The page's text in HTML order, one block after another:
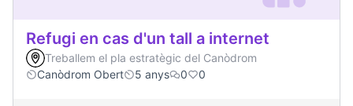
Refugi en cas d'un tall a internet
Treballem el pla estratègic del Canòdrom
Canòdrom Obert
5 anys 0 0